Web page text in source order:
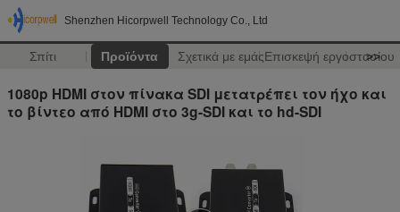
Shenzhen Hicorpwell Technology Co., Ltd
Σπίτι Προϊόντα Σχετικά με εμάςΕπισκεψή εργοστασίου
>>
1080p HDMI στον πίνακα SDI μετατρέπει τον ήχο και
το βίντεο από HDMI στο 3g-SDI και το hd-SDI